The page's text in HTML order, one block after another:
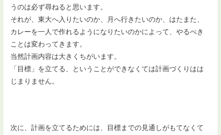
うのは必ず尋ねると思います。
それが、東大へ入りたいのか、月へ行きたいのか、はたまた、
カレーを一人で作れるようになりたいのかによって、やるべき
ことは変わってきます。
当然計画内容は大きくちがいます。
「目標」を立てる、ということができなくては計画づくりはは
じまりません。
次に、計画を立てるためには、目標までの見通しがもてなくて